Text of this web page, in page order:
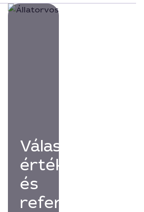
Válassz
értékelésekkel
és
referenciákkal